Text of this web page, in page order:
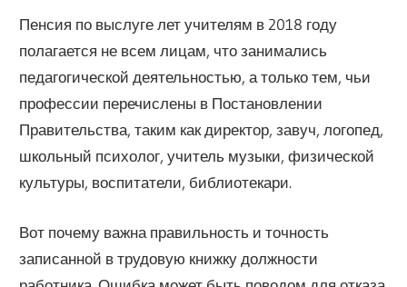
Пенсия по выслуге лет учителям в 2018 году
полагается не всем лицам, что занимались
педагогической деятельностью, а только тем, чьи
профессии перечислены в Постановлении
Правительства, таким как директор, завуч, логопед,
школьный психолог, учитель музыки, физической
культуры, воспитатели, библиотекари.
Вот почему важна правильность и точность
записанной в трудовую книжку должности